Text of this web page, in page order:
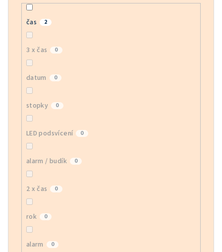
čas 2
3 x čas 0
datum 0
stopky 0
LED podsvícení 0
alarm / budík 0
2 x čas 0
rok 0
alarm 0